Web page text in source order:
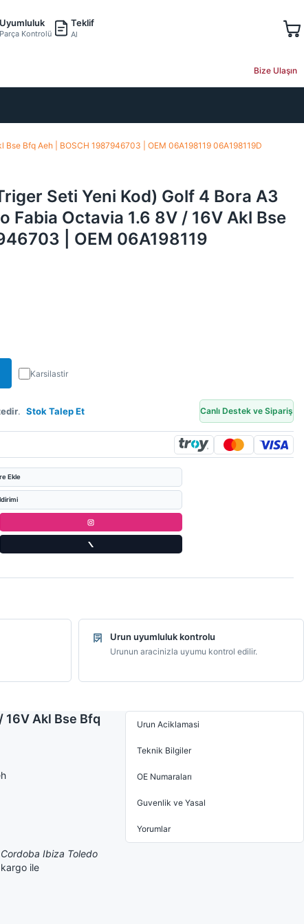
Uyumluluk
Parça Kontrolü
Teklif
Al
Bize Ulaşın
Bfq Aeh | BOSCH 1987946703 | OEM 06A198119 06A198119D
Seti Yeni Kod) Golf 4 Bora A3
Fabia Octavia 1.6 8V / 16V Akl Bse
| OEM 06A198119
Karsilastir
. Stok Talep Et Canlı Destek ve Sipariş
Ekle
Urun uyumluluk kontrolu
Urunun aracinizla uyumu kontrol edilir.
16V Akl Bse Bfq
Ibiza Toledo
ile
Urun Aciklamasi
Teknik Bilgiler
OE Numaraları
Guvenlik ve Yasal
Yorumlar